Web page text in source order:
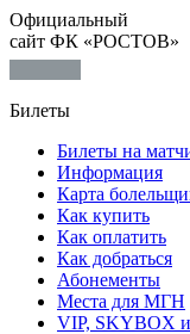
Официальный
сайт ФК «РОСТОВ»
Билеты
Билеты на
Информация
Карта
Как купить
Как оплатить
Как добраться
Абонементы
Места для МГН
VIP, SKYBOX